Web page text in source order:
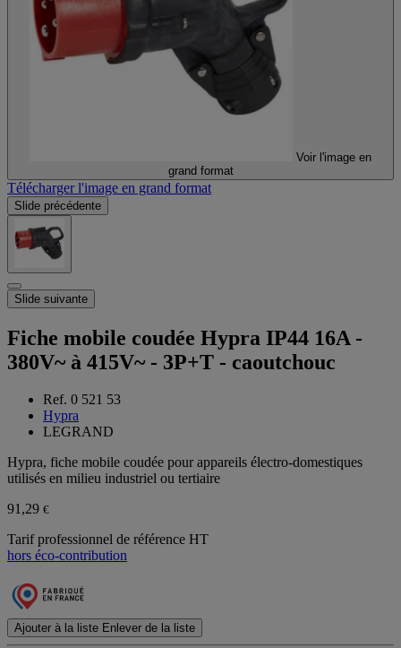
Voir l'image en
grand format
Télécharger l'image en grand format
Slide précédente
Slide suivante
Fiche mobile coudée Hypra IP44 16A -
380V~ à 415V~ - 3P+T - caoutchouc
Ref. 0 521 53
Hypra
LEGRAND
Hypra, fiche mobile coudée pour appareils électro-domestiques
utilisés en milieu industriel ou tertiaire
91,29 €
Tarif professionnel de référence HT
hors éco-contribution
Ajouter à la liste Enlever de la liste